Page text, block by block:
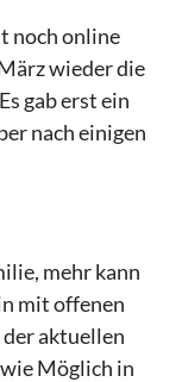
noch online
wieder die
gab erst ein
nach einigen
mehr kann
mit offenen
aktuellen
Möglich in